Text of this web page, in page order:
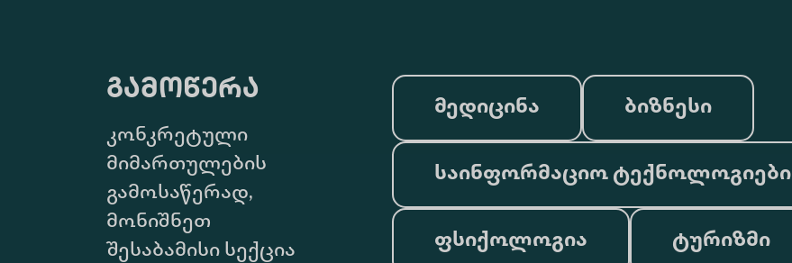
გამოწერა
კონკრეტული
მიმართულების
გამოსაწერად,
მონიშნეთ
შესაბამისი სექცია
მედიცინა ბიზნესი
საინფორმაციო ტექნოლოგიები
ფსიქოლოგია ტურიზმი